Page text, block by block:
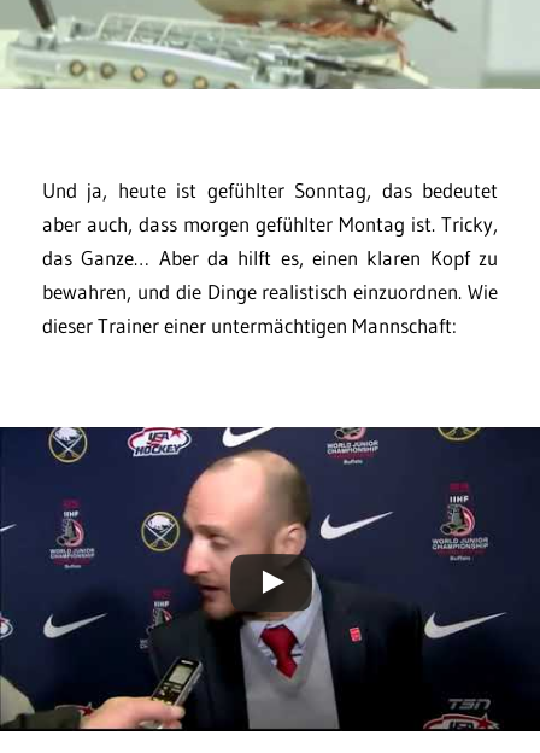
Und ja, heute ist gefühlter Sonntag, das bedeutet
aber auch, dass morgen gefühlter Montag ist. Tricky,
das Ganze… Aber da hilft es, einen klaren Kopf zu
bewahren, und die Dinge realistisch einzuordnen. Wie
dieser Trainer einer untermächtigen Mannschaft: